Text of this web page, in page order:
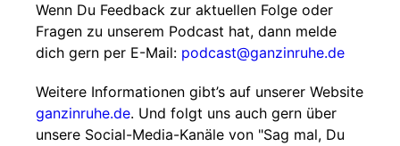
Wenn Du Feedback zur aktuellen Folge oder
Fragen zu unserem Podcast hat, dann melde
dich gern per E-Mail: podcast@ganzinruhe.de
Weitere Informationen gibt’s auf unserer Website
ganzinruhe.de. Und folgt uns auch gern über
unsere Social-Media-Kanäle von "Sag mal, Du